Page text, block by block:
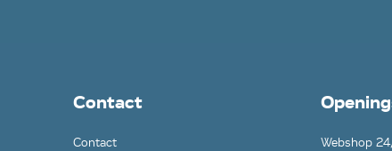
Contact
Contact
Webshop